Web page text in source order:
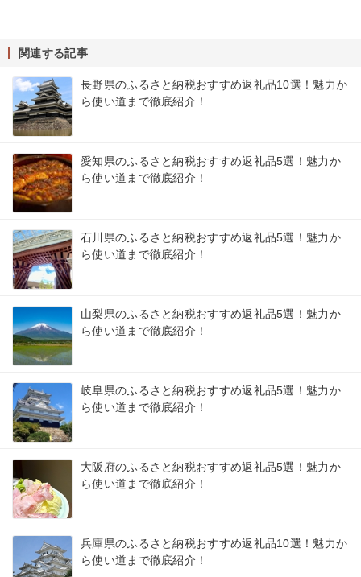
関連する記事
長野県のふるさと納税おすすめ返礼品10選！魅力か
ら使い道まで徹底紹介！
愛知県のふるさと納税おすすめ返礼品5選！魅力か
ら使い道まで徹底紹介！
石川県のふるさと納税おすすめ返礼品5選！魅力か
ら使い道まで徹底紹介！
山梨県のふるさと納税おすすめ返礼品5選！魅力か
ら使い道まで徹底紹介！
岐阜県のふるさと納税おすすめ返礼品5選！魅力か
ら使い道まで徹底紹介！
大阪府のふるさと納税おすすめ返礼品5選！魅力か
ら使い道まで徹底紹介！
兵庫県のふるさと納税おすすめ返礼品10選！魅力か
ら使い道まで徹底紹介！